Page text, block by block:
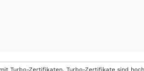
Turbo-Zertifikaten. Turbo-Zertifikate sind